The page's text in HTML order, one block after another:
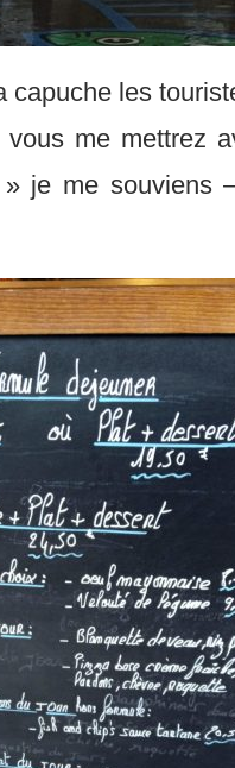
capuche les
me mettrez
» je me